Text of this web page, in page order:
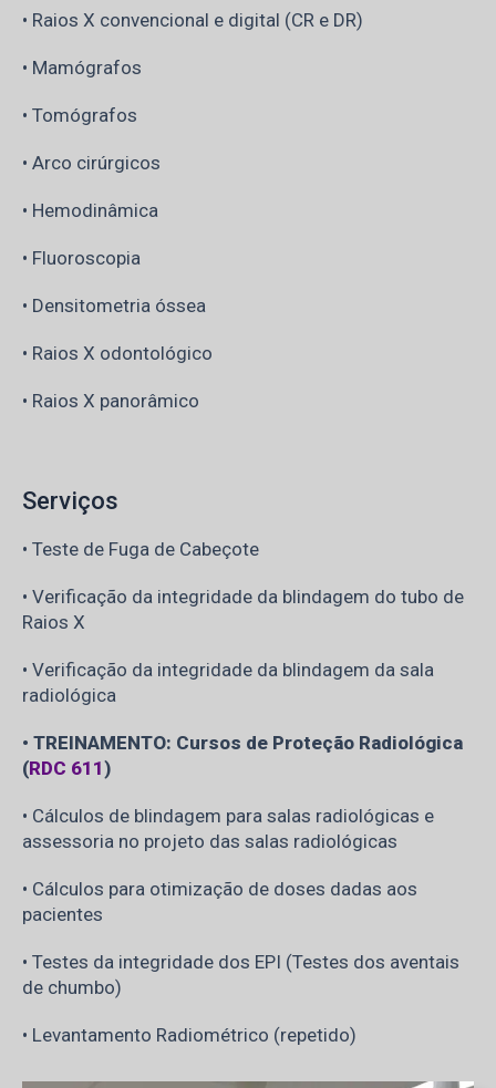
• Raios X convencional e digital (CR e DR)
• Mamógrafos
• Tomógrafos
• Arco cirúrgicos
• Hemodinâmica
• Fluoroscopia
• Densitometria óssea
• Raios X odontológico
• Raios X panorâmico
Serviços
• Teste de Fuga de Cabeçote
• Verificação da integridade da blindagem do tubo de
Raios X
• Verificação da integridade da blindagem da sala
radiológica
• TREINAMENTO: Cursos de Proteção Radiológica
(RDC 611)
• Cálculos de blindagem para salas radiológicas e
assessoria no projeto das salas radiológicas
• Cálculos para otimização de doses dadas aos
pacientes
• Testes da integridade dos EPI (Testes dos aventais
de chumbo)
• Levantamento Radiométrico (repetido)